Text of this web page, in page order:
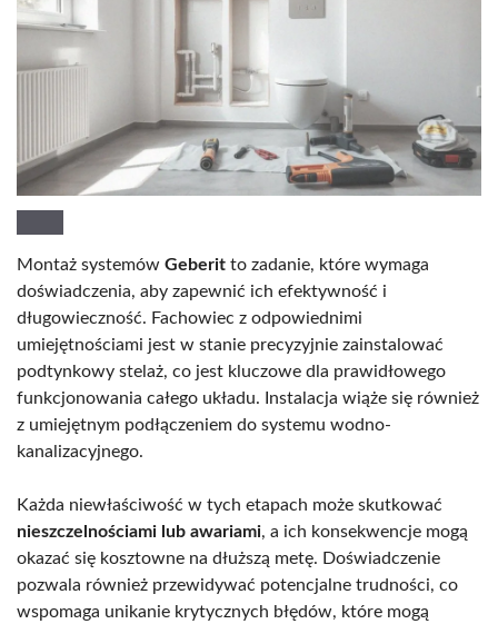
Montaż systemów Geberit to zadanie, które wymaga
doświadczenia, aby zapewnić ich efektywność i
długowieczność. Fachowiec z odpowiednimi
umiejętnościami jest w stanie precyzyjnie zainstalować
podtynkowy stelaż, co jest kluczowe dla prawidłowego
funkcjonowania całego układu. Instalacja wiąże się również
z umiejętnym podłączeniem do systemu wodno-
kanalizacyjnego.
Każda niewłaściwość w tych etapach może skutkować
nieszczelnościami lub awariami, a ich konsekwencje mogą
okazać się kosztowne na dłuższą metę. Doświadczenie
pozwala również przewidywać potencjalne trudności, co
wspomaga unikanie krytycznych błędów, które mogą